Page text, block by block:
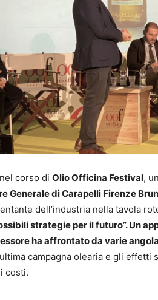
corso di Olio Officina Festival,
Generale di Carapelli Firenze
dell’industria nella tavola
strategie per il futuro”. Un
ha affrontato da varie
ultima campagna olearia e gli effetti
costi.